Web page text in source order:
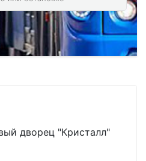
дворец "Кристалл"